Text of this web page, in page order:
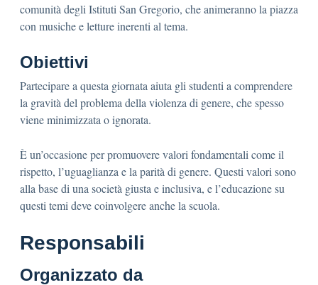
comunità degli Istituti San Gregorio, che animeranno la piazza
con musiche e letture inerenti al tema.
Obiettivi
Partecipare a questa giornata aiuta gli studenti a comprendere
la gravità del problema della violenza di genere, che spesso
viene minimizzata o ignorata.
È un’occasione per promuovere valori fondamentali come il
rispetto, l’uguaglianza e la parità di genere. Questi valori sono
alla base di una società giusta e inclusiva, e l’educazione su
questi temi deve coinvolgere anche la scuola.
Responsabili
Organizzato da